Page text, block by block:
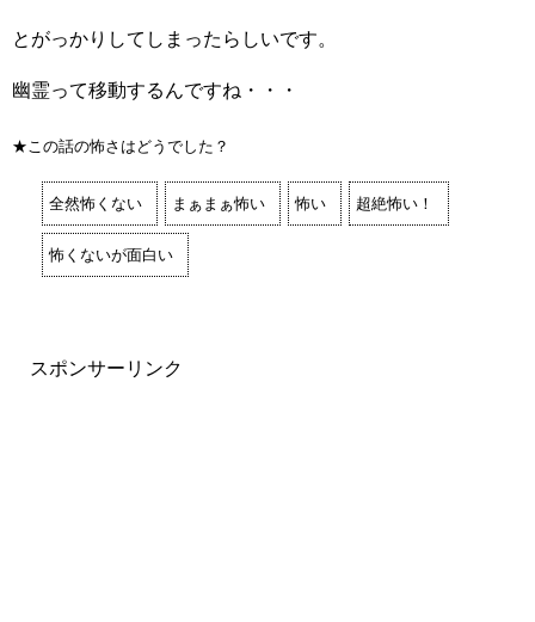
とがっかりしてしまったらしいです。
幽霊って移動するんですね・・・
★この話の怖さはどうでした？
全然怖くない まぁまぁ怖い 怖い 超絶怖い！
怖くないが面白い
スポンサーリンク